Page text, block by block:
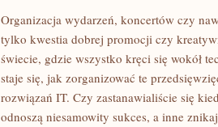
Organizacja wydarzeń, koncertów czy
tylko kwestia dobrej promocji czy
świecie, gdzie wszystko kręci się wokół
staje się, jak zorganizować te
rozwiązań IT. Czy zastanawialiście się
odnoszą niesamowity sukces, a inne